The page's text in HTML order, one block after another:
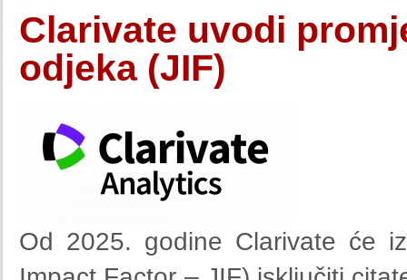
Clarivate uvodi
odjeka (JIF)
Od 2025. godine Clarivate će